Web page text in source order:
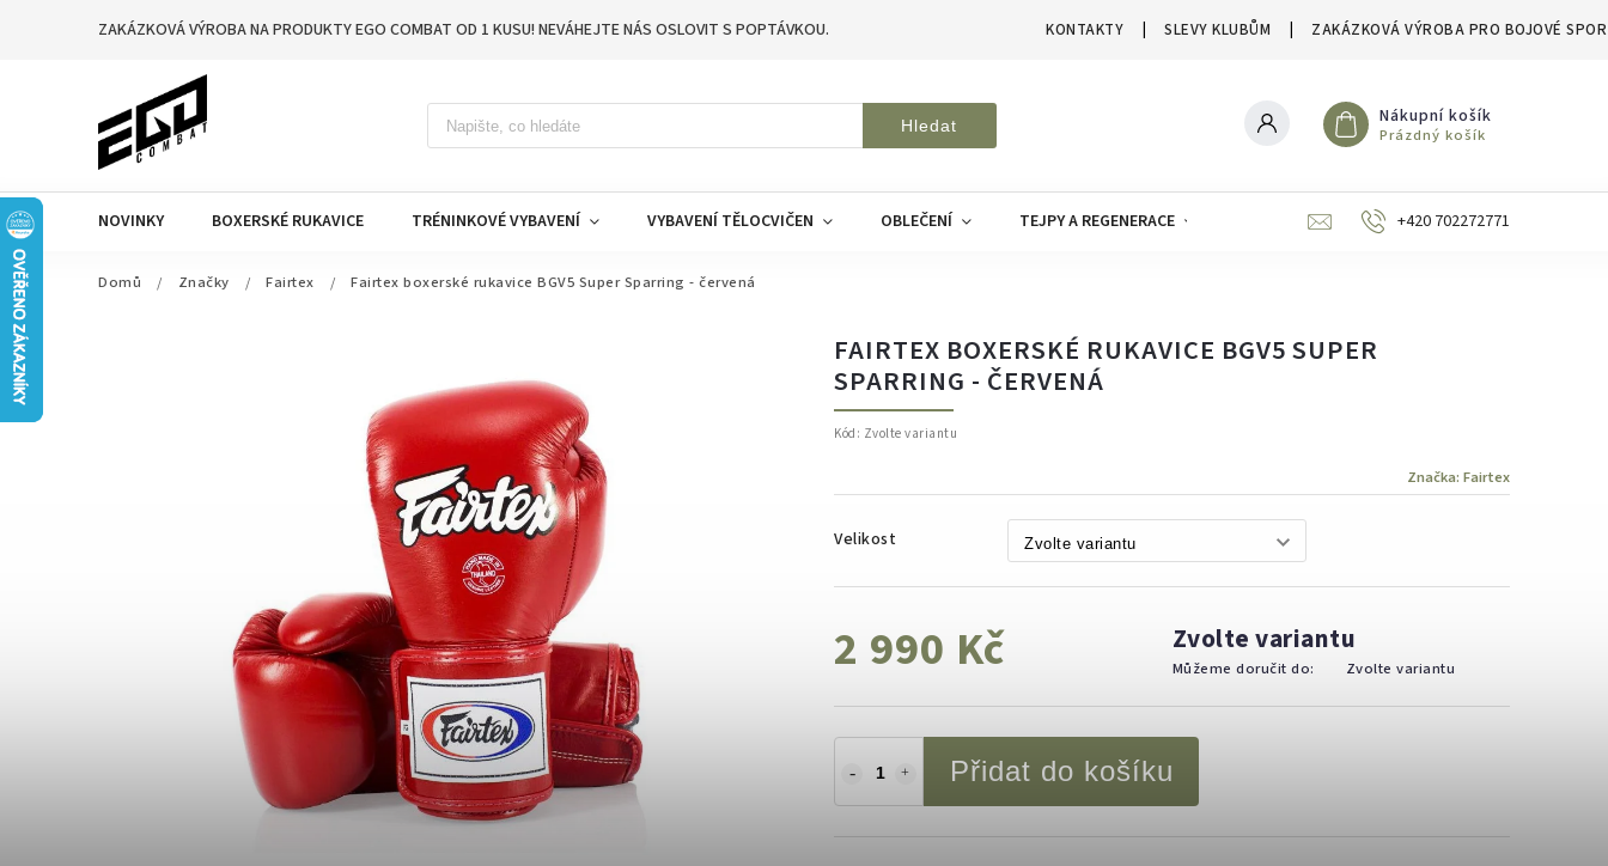
ZAKÁZKOVÁ VÝROBA NA PRODUKTY EGO COMBAT OD 1 KUSU! NEVÁHEJTE NÁS OSLOVIT S POPTÁVKOU. KONTAKTY SLEVY KLUBŮM ZAKÁZKOVÁ VÝROBA PRO BOJOVÉ
Hledat Nákupní košík
Prázdný košík
NOVINKY BOXERSKÉ RUKAVICE TRÉNINKOVÉ VYBAVENÍ VYBAVENÍ TĚLOCVIČEN OBLEČENÍ TEJPY A REGENERACE SLEVY A VÝPRODEJE
+420 702272771
Domů / Značky / Fairtex / Fairtex boxerské rukavice BGV5 Super Sparring - červená
FAIRTEX BOXERSKÉ RUKAVICE BGV5 SUPER
SPARRING - ČERVENÁ
Kód: Zvolte variantu
Značka: Fairtex
Velikost
2 990 Kč Zvolte variantu
Můžeme doručit do: Zvolte variantu
Přidat do košíku